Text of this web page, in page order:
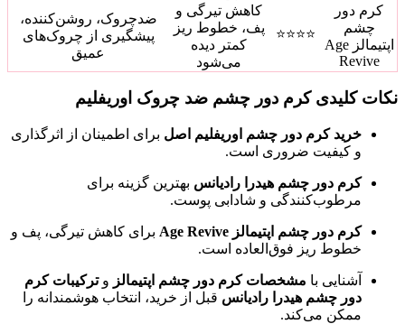
کرم دور
چشم
اپتیمالز Age
Revive
⭐⭐⭐⭐
کاهش تیرگی و
پف، خطوط ریز
کمتر دیده
می‌شود
ضدچروک، روشن‌کننده،
پیشگیری از چروک‌های
عمیق
نکات کلیدی کرم دور چشم ضد چروک اوریفلیم
خرید کرم دور چشم اوریفلیم اصل برای اطمینان از اثرگذاری
و کیفیت ضروری است.
کرم دور چشم هیدرا رادیانس بهترین گزینه برای
مرطوب‌کنندگی و شادابی پوست.
کرم دور چشم اپتیمالز Age Revive
برای کاهش تیرگی، پف و
خطوط ریز فوق‌العاده است.
آشنایی با مشخصات کرم دور چشم اپتیمالز وترکیبات کرم
دور چشم هیدرا رادیانس قبل از خرید، انتخاب هوشمندانه را
ممکن می‌کند.